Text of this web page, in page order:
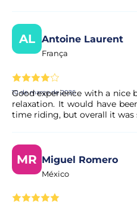
Sim. Todos os pagamentos
sistemas de pagamento
financeiros.
AL Antoine Laurent
França
10 de março de 2026
Good experience with a nice
relaxation. It would have
time riding, but overall it
MR Miguel Romero
México